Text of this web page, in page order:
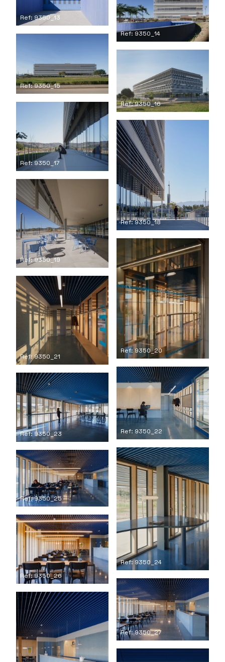
Ref: 9350_13
Ref: 9350_14
Ref: 9350_15
Ref: 9350_16
Ref: 9350_17
Ref: 9350_18
Ref: 9350_19
Ref: 9350_20
Ref: 9350_21
Ref: 9350_22
Ref: 9350_23
Ref: 9350_24
Ref: 9350_25
Ref: 9350_26
Ref: 9350_27